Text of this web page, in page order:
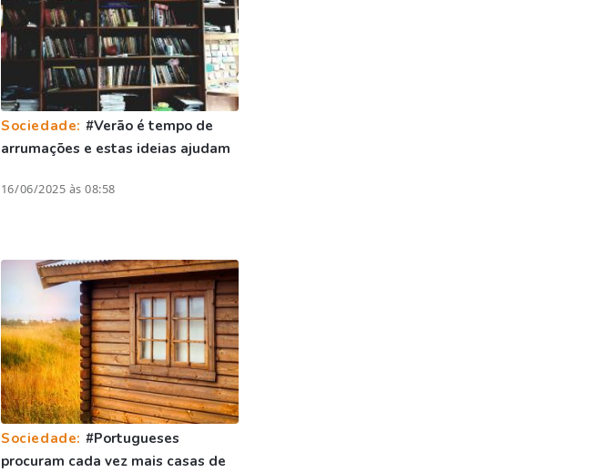
Sociedade: #Verão é tempo de
arrumações e estas ideias ajudam
16/06/2025 às 08:58
Sociedade: #Portugueses
procuram cada vez mais casas de